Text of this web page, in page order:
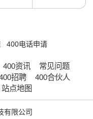
400电话申请
400资讯
常见问题
招聘
400合伙人
站点地图
有限公司